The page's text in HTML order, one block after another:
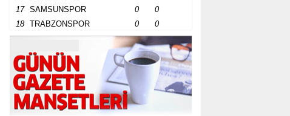
17
SAMSUNSPOR 0
0
18
TRABZONSPOR 0 0